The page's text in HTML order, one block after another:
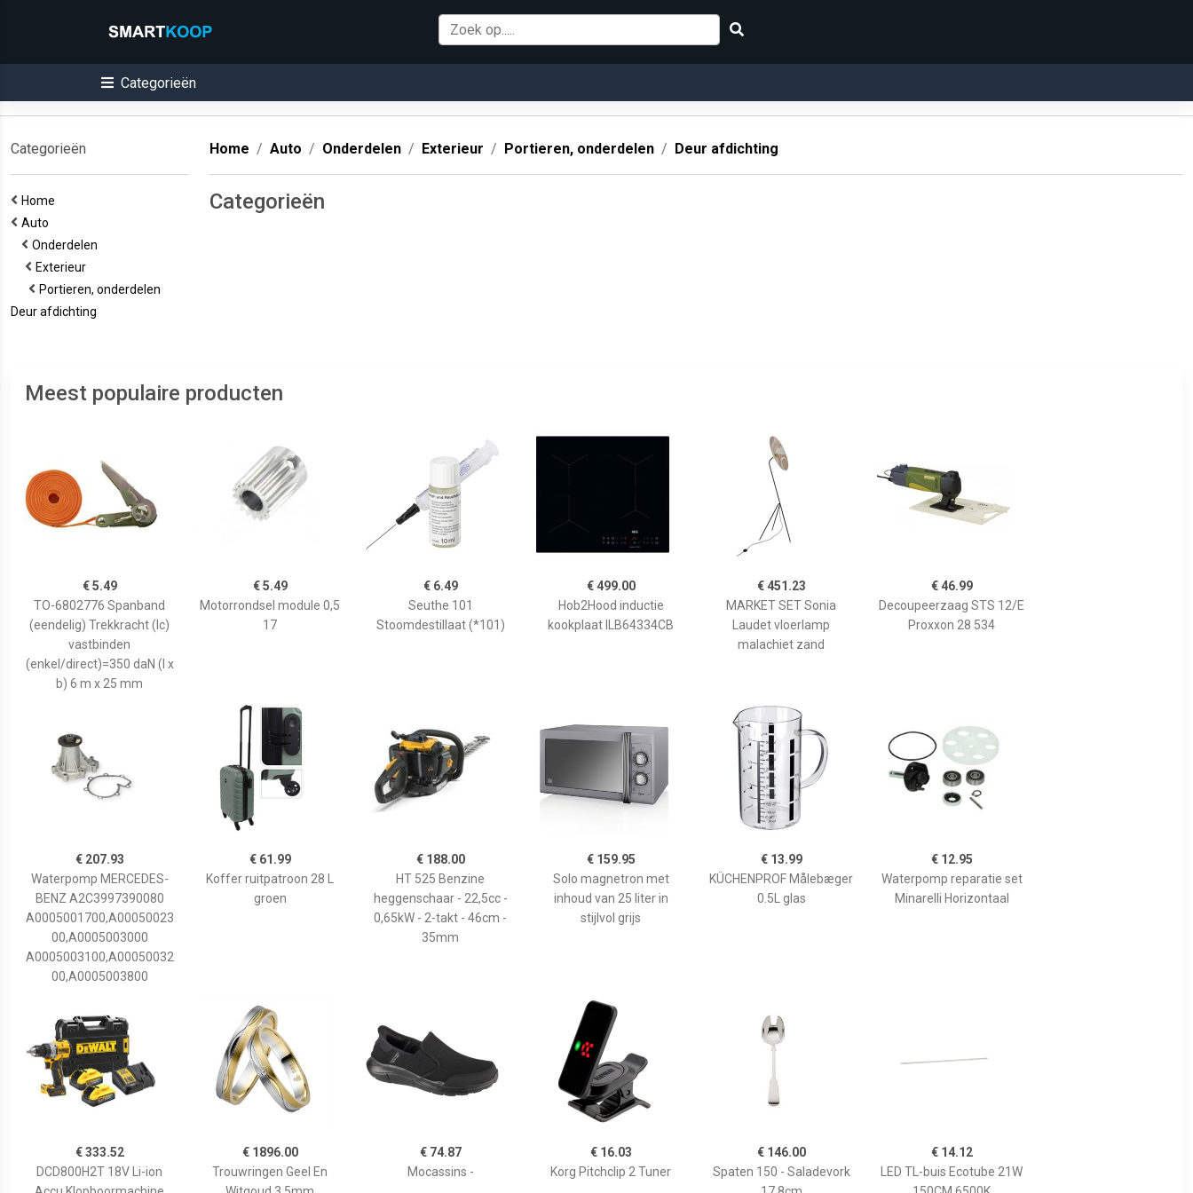
Categorieën
Categorieën
Home
Auto
Onderdelen
Exterieur
Portieren, onderdelen
Deur afdichting
Home Auto Onderdelen Exterieur Portieren, onderdelen Deur afdichting
Categorieën
Meest populaire producten
€ 5.49
TO-6802776 Spanband
(eendelig) Trekkracht (lc)
vastbinden
(enkel/direct)=350 daN (l x
b) 6 m x 25 mm
€ 5.49
Motorrondsel module 0,5
17
€ 6.49
Seuthe 101
Stoomdestillaat (*101)
€ 499.00
Hob2Hood inductie
kookplaat ILB64334CB
€ 451.23
MARKET SET Sonia
Laudet vloerlamp
malachiet zand
€ 46.99
Decoupeerzaag STS 12/E
Proxxon 28 534
€ 207.93
Waterpomp MERCEDES-
BENZ A2C3997390080
A0005001700,A00050023
00,A0005003000
A0005003100,A00050032
00,A0005003800
€ 61.99
Koffer ruitpatroon 28 L
groen
€ 188.00
HT 525 Benzine
heggenschaar - 22,5cc -
0,65kW - 2-takt - 46cm -
35mm
€ 159.95
Solo magnetron met
inhoud van 25 liter in
stijlvol grijs
€ 13.99
KÜCHENPROF Målebæger
0.5L glas
€ 12.95
Waterpomp reparatie set
Minarelli Horizontaal
€ 333.52
DCD800H2T 18V Li-ion
€ 1896.00
Trouwringen Geel En
€ 74.87
Mocassins -
€ 16.03
Korg Pitchclip 2 Tuner
€ 146.00
Spaten 150 - Saladevork
€ 14.12
LED TL-buis Ecotube 21W